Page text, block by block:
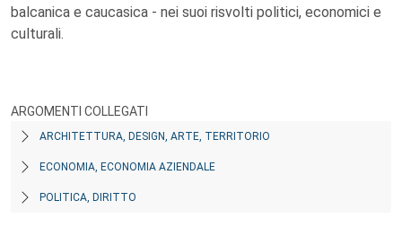
balcanica e caucasica - nei suoi risvolti politici, economici e
culturali.
ARGOMENTI COLLEGATI
ARCHITETTURA, DESIGN, ARTE, TERRITORIO
ECONOMIA, ECONOMIA AZIENDALE
POLITICA, DIRITTO